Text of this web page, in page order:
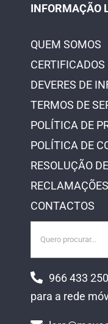
INFORMAÇÃO
QUEM SOMOS
CERTIFICADOS
DEVERES DE
TERMOS DE
POLÍTICA DE
POLÍTICA DE
RESOLUÇÃO
CONTACTOS
966 433
para a rede